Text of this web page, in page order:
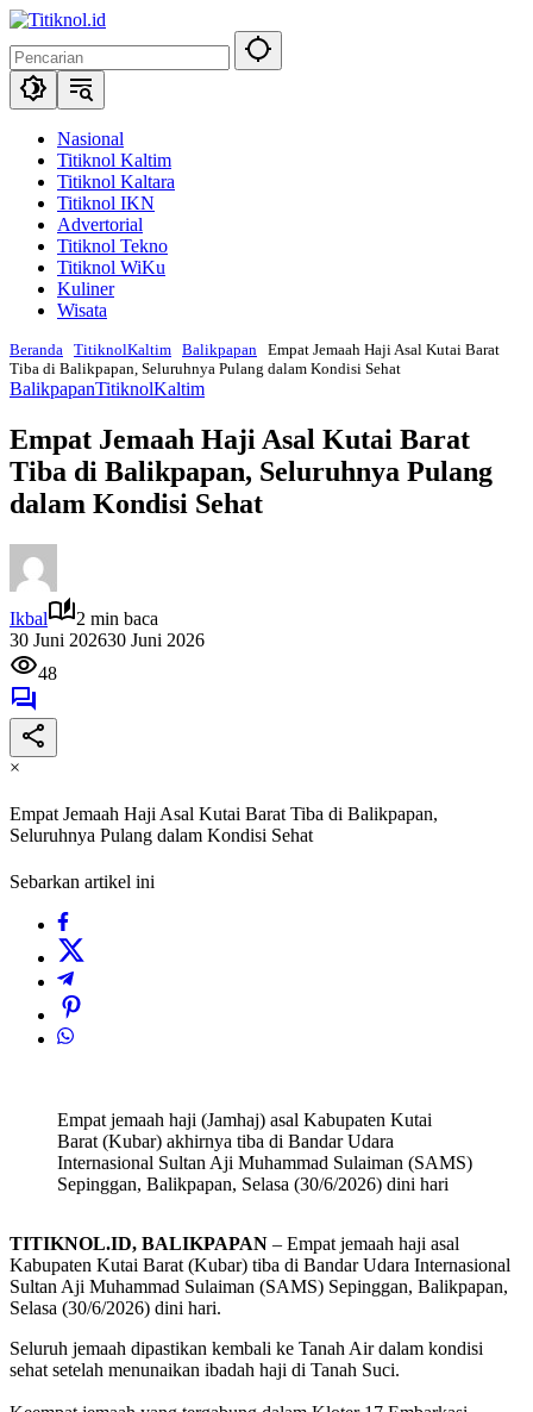
Langsung
konten
Nasional
Titiknol Kaltim
Titiknol Kaltara
Titiknol IKN
Advertorial
Titiknol Tekno
Titiknol WiKu
Kuliner
Wisata
Beranda TitiknolKaltim Balikpapan Empat Jemaah Haji Asal Kutai Barat
Tiba di Balikpapan, Seluruhnya Pulang dalam Kondisi Sehat
BalikpapanTitiknolKaltim
Empat Jemaah Haji Asal Kutai Barat
Tiba di Balikpapan, Seluruhnya Pulang
dalam Kondisi Sehat
Ikbal
2 min baca
30 Juni 202630 Juni 2026
48
×
Empat Jemaah Haji Asal Kutai Barat Tiba di Balikpapan,
Seluruhnya Pulang dalam Kondisi Sehat
Sebarkan artikel ini
Empat jemaah haji (Jamhaj) asal Kabupaten Kutai
Barat (Kubar) akhirnya tiba di Bandar Udara
Internasional Sultan Aji Muhammad Sulaiman (SAMS)
Sepinggan, Balikpapan, Selasa (30/6/2026) dini hari
TITIKNOL.ID, BALIKPAPAN – Empat jemaah haji asal
Kabupaten Kutai Barat (Kubar) tiba di Bandar Udara Internasional
Sultan Aji Muhammad Sulaiman (SAMS) Sepinggan, Balikpapan,
Selasa (30/6/2026) dini hari.
Seluruh jemaah dipastikan kembali ke Tanah Air dalam kondisi
sehat setelah menunaikan ibadah haji di Tanah Suci.